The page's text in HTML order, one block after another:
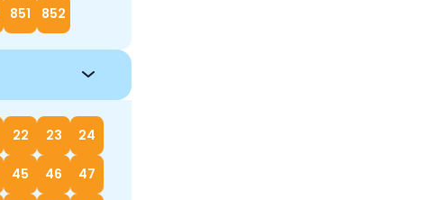
851 852
22 23 24
45 46 47